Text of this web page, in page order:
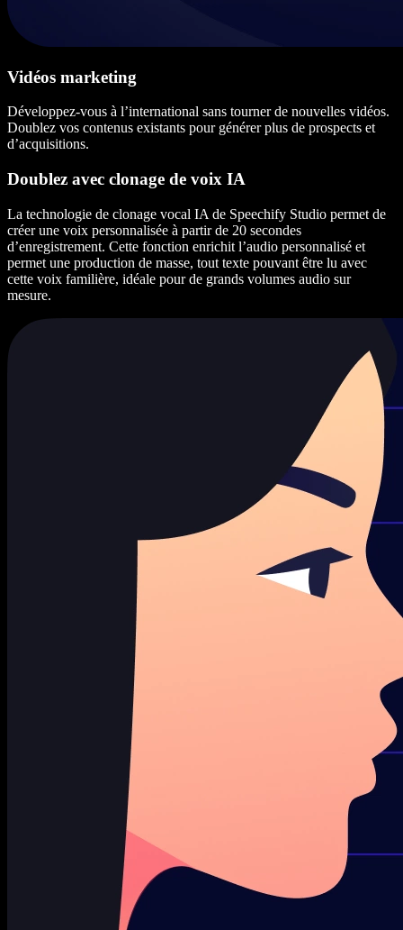
Vidéos marketing
Développez-vous à l’international sans tourner de nouvelles vidéos.
Doublez vos contenus existants pour générer plus de prospects et
d’acquisitions.
Doublez avec clonage de voix IA
La technologie de clonage vocal IA de Speechify Studio permet de
créer une voix personnalisée à partir de 20 secondes
d’enregistrement. Cette fonction enrichit l’audio personnalisé et
permet une production de masse, tout texte pouvant être lu avec
cette voix familière, idéale pour de grands volumes audio sur
mesure.